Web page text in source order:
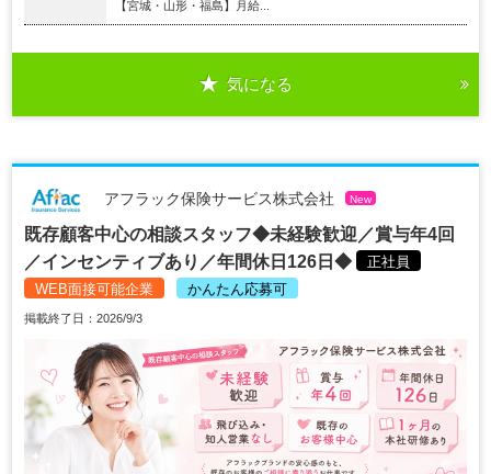
【宮城・山形・福島】月給...
気になる
アフラック保険サービス株式会社 New
既存顧客中心の相談スタッフ◆未経験歓迎／賞与年4回
／インセンティブあり／年間休日126日◆
正社員
WEB面接可能企業
かんたん応募可
掲載終了日：2026/9/3